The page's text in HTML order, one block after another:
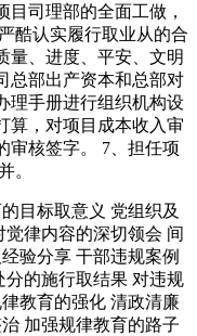
司理部的全面工做，
酷认实履行取业从的合
量、进度、平安、文明
总部出产资本和总部对
理手册进行组织机构设
算，对项目成本收入审
审核签字。 7、担任项
。
目标取意义 党组织及
律内容的深切领会 间
验分享 干部违规案例
的施行取结果 对违规
教育的强化 清政清廉
加强规律教育的路子